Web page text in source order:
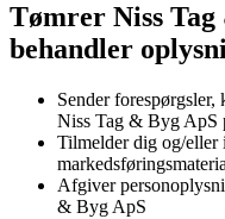
Tømrer Niss Tag
behandler
Sender forespørgsler,
Niss Tag & Byg ApS
Tilmelder dig og/eller
Afgiver
& Byg ApS